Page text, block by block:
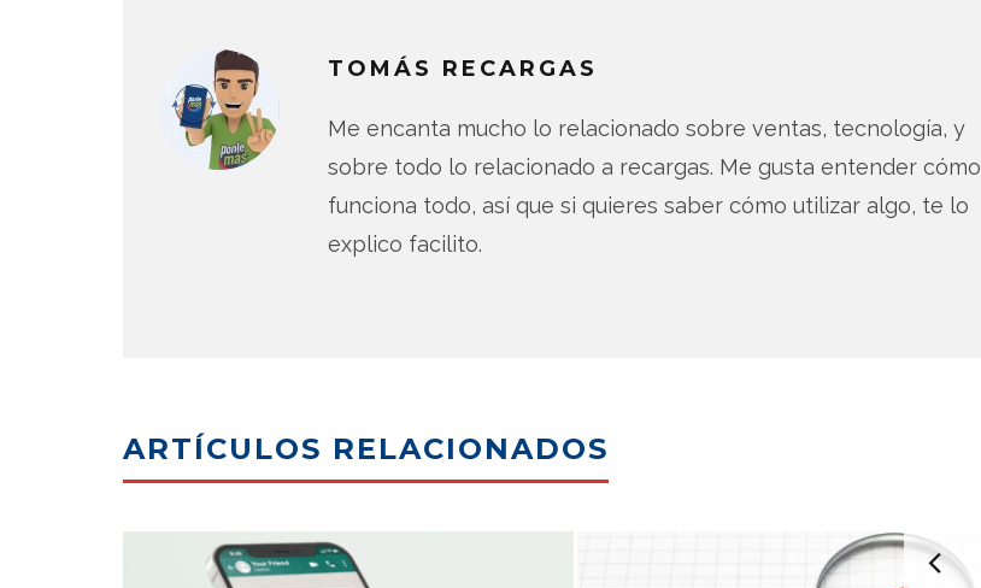
TOMÁS RECARGAS
Me encanta mucho lo relacionado sobre ventas, tecnología, y
sobre todo lo relacionado a recargas. Me gusta entender cómo
funciona todo, así que si quieres saber cómo utilizar algo, te lo
explico facilito.
ARTÍCULOS RELACIONADOS